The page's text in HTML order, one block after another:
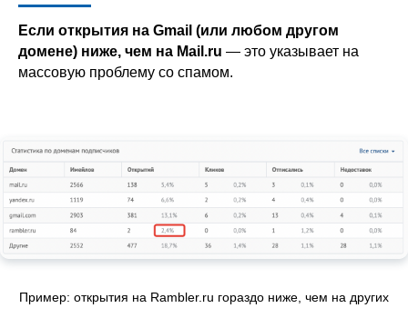
Если открытия на Gmail (или любом другом
домене) ниже, чем на Mail.ru — это указывает на
массовую проблему со спамом.
Пример: открытия на Rambler.ru гораздо ниже, чем на других